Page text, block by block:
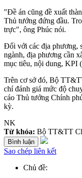
"Đề án cũng đề xuất
Thủ tướng đứng đầu.
trực", ông Phúc nói.
Đối với các địa phương,
ngành, địa phương cần
mục tiêu, nội dung, KPI
Trên cơ sở đó, Bộ
chí đánh giá mức độ
cáo Thủ tướng Chính
kỳ.
NK
Từ khóa: Bộ TT&TT
Bình luận
Sao chép liên kết
Chủ đề: